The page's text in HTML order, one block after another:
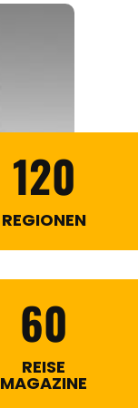
120
REGIONEN
60
REISE
MAGAZINE